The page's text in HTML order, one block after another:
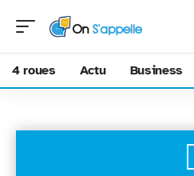
4 roues Actu Business